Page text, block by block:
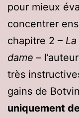
pour mieux
concentrer
chapitre 2 –
dame –
très
gains de
uniquement